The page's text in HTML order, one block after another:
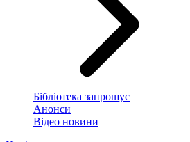
Бібліотека запрошує
Анонси
Відео новини